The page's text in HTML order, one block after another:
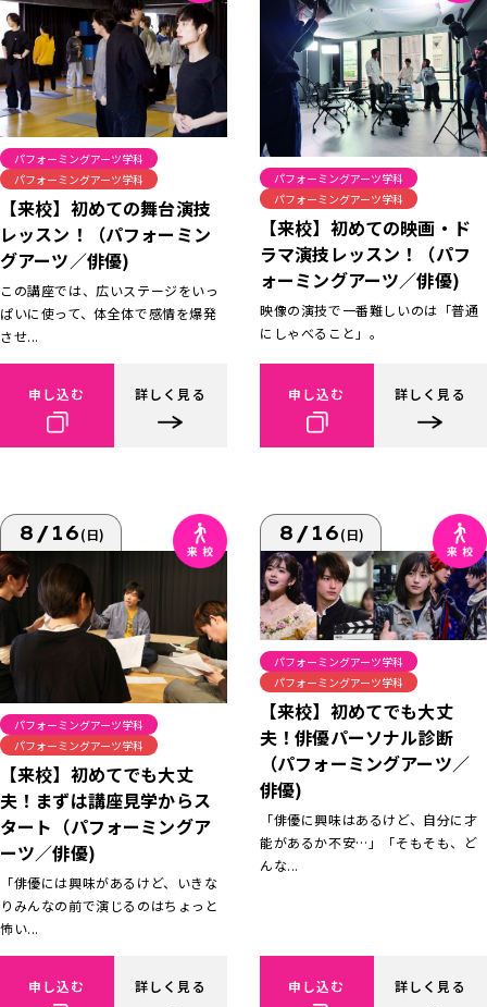
パフォーミングアーツ学科
パフォーミングアーツ学科
【来校】初めての舞台演技
レッスン！（パフォーミン
グアーツ／俳優)
この講座では、広いステージをいっ
ぱいに使って、体全体で感情を爆発
させ...
申し込む 詳しく見る
パフォーミングアーツ学科
パフォーミングアーツ学科
【来校】初めての映画・ド
ラマ演技レッスン！（パフ
ォーミングアーツ／俳優)
映像の演技で一番難しいのは「普通
にしゃべること」。
申し込む 詳しく見る
8/16(日)
パフォーミングアーツ学科
パフォーミングアーツ学科
【来校】初めてでも大丈
夫！まずは講座見学からス
タート（パフォーミングア
ーツ／俳優)
「俳優には興味があるけど、いきな
りみんなの前で演じるのはちょっと
怖い...
申し込む 詳しく見る
8/16(日)
パフォーミングアーツ学科
パフォーミングアーツ学科
【来校】初めてでも大丈
夫！俳優パーソナル診断
（パフォーミングアーツ／
俳優)
「俳優に興味はあるけど、自分に才
能があるか不安…」「そもそも、ど
んな...
申し込む 詳しく見る